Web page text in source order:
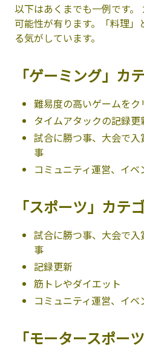
以下はあくまでも一例です
可能性が有ります。「料理
る気がしています。
「ゲーミング」カ
難易度の高いゲームをク
タイムアタックの記録更
試合に勝つ事、大会で
事
コミュニティ運営、イベ
「スポーツ」カテ
試合に勝つ事、大会で
事
記録更新
筋トレやダイエット
コミュニティ運営、イベ
「モータースポー